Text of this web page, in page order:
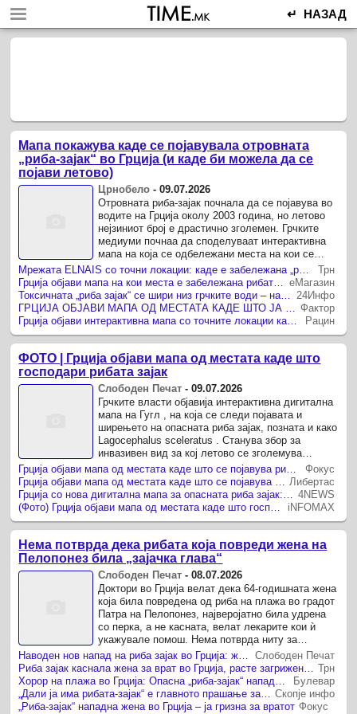
↵ НАЗАД
Мапа покажува каде се појавувала отровната
„риба-зајак“ во Грција (и каде би можела да се
појави летово)
Црнобело -09.07.2026
Отровната риба-зајак почнала да се појавува во
водите на Грција околу 2003 година, но летово
нејзиниот број е драстично зголемен. Грчките
медиуми почнаа да споделуваат интерактивна
мапа на која се одбележани места на кои се
појавувала рибата низ годините.
Трн
еМагазин
24Инфо
Фактор
Рацин
ФОТО | Грција објави мапа од местата каде што
господари рибата зајак
Слободен Печат -09.07.2026
Грчките власти објавија интерактивна дигитална
мапа на Гугл , на која се следи појавата и
ширењето на опасната риба зајак, позната и како
Lagocephalus sceleratus . Станува збор за
инвазивен вид за кој летово се зголемува
вниманието, особено поради неговото присуство
во грчките ...
Фокус
Либертас
4NEWS
iNFOMAX
Нема потврда дека рибата која повреди жена на
Пелопонез била „зајачка глава“
Слободен Печат -08.07.2026
Доктори во Грција велат дека 64-годишната жена
која била повредена од риба на плажа во градот
Патра на Пелопонез, најверојатно била удрена
со перка, а не касната, велат лекарите кои ѝ
укажувале помош. Нема потврда ниту за
шпекулацијата дека станува збор за напад на
рибата ...
Наводен нов напад на риба зајак во Грција: жена има повреда на вратот
Слободен Печат
Риба зајак каснала жена за врат во Грција, расте загриженоста на плажите Трн
Хорор на плажа во Грција: Опасна „риба-зајак“ нападна жена и ја гризна за вратот
Булевар
„Дали ја има рибата-зајак“ е главното прашање за сите кои се враќаат од одмор во Грција - Втор случај на каснување Скопје инфо
„Риба-зајак“ нападна жена во Грција – ја гризна за вратот Фокус